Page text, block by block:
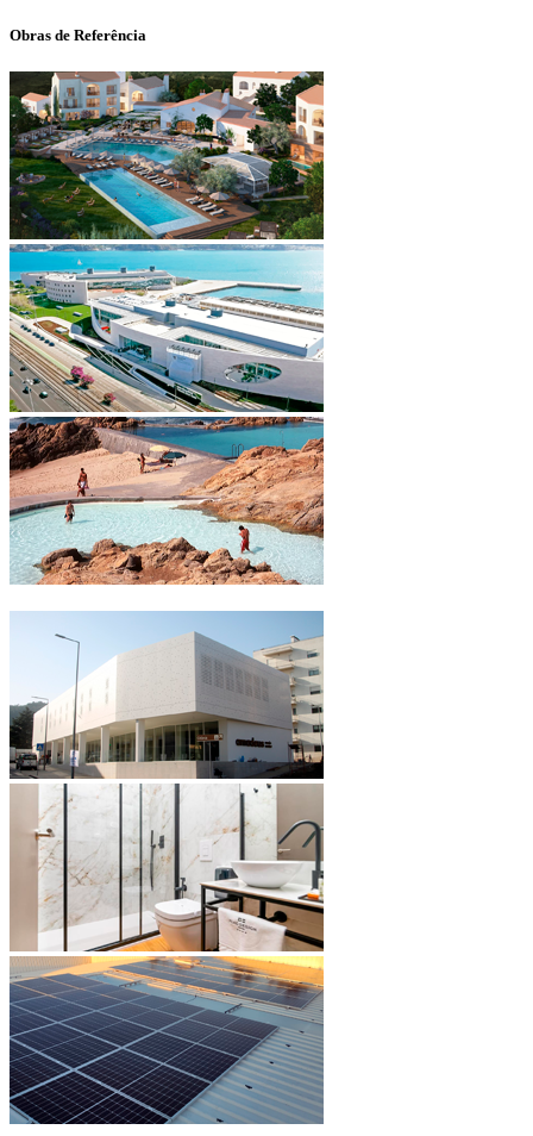
Obras de Referência